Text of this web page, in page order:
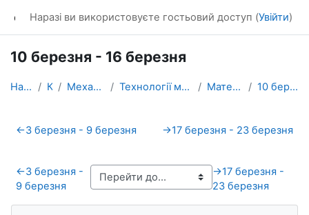
Наразі ви використовуєте гостьовий доступ (Увійти)
10 березня - 16 березня
На головну Курси Механічний факультет Технології металів та матеріалознавства Матеріалознавство_2 10 березня - 16 березня
Схема розділу
←3 березня - 9 березня →17 березня - 23 березня
←3 березня -
9 березня
→17 березня -
23 березня